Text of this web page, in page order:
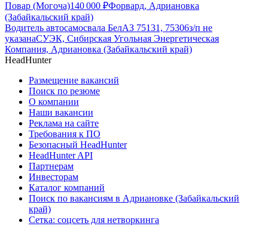
Повар (Могоча)140 000 ₽Форвард, Адриановка
(Забайкальский край)
Водитель автосамосвала БелАЗ 75131, 75306з/п не
указанаСУЭК, Сибирская Угольная Энергетическая
Компания, Адриановка (Забайкальский край)
HeadHunter
Размещение вакансий
Поиск по резюме
О компании
Наши вакансии
Реклама на сайте
Требования к ПО
Безопасный HeadHunter
HeadHunter API
Партнерам
Инвесторам
Каталог компаний
Поиск по вакансиям в Адриановке (Забайкальский
край)
Сетка: соцсеть для нетворкинга